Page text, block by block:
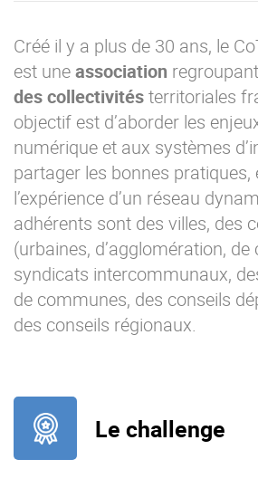
Créé il y a plus de 30 ans, le
est uneassociation
des collectivitésterritoriales
objectif est d’aborder les
numérique et aux systèmes
partager les bonnes pratiques,
l’expérience d’un réseau
adhérents sont des villes, des
(urbaines, d’agglomération,
syndicats intercommunaux,
de communes, des conseils
des conseils régionaux.
Le challenge